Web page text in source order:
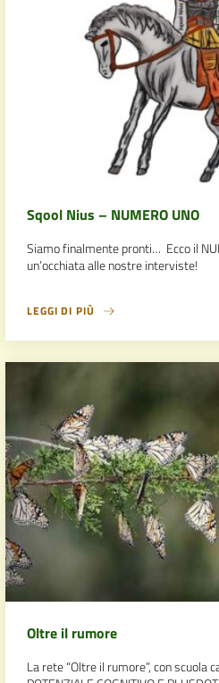
Sqool Nius – NUMERO UNO
Siamo finalmente pronti… Ecco il
un’occhiata alle nostre interviste!
LEGGI DI PIÙ
Oltre il rumore
La rete “Oltre il rumore”, con scuola